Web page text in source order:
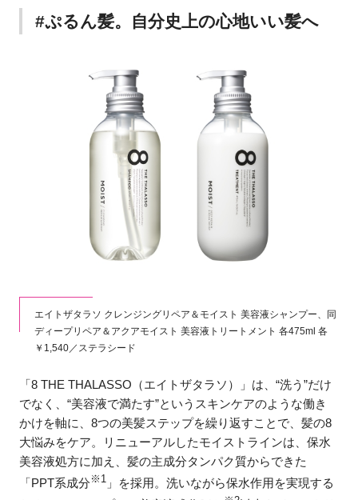
#ぷるん髪。自分史上の心地いい髪へ
エイトザタラソ クレンジングリペア＆モイスト 美容液シャンプー、同
ディープリペア＆アクアモイスト 美容液トリートメント 各475ml 各
￥1,540／ステラシード
「8 THE THALASSO（エイトザタラソ）」は、“洗う”だけ
でなく、“美容液で満たす”というスキンケアのような働き
かけを軸に、8つの美髪ステップを繰り返すことで、髪の8
大悩みをケア。リニューアルしたモイストラインは、保水
美容液処方に加え、髪の主成分タンパク質からできた
「PPT系成分※1 」を採用。洗いながら保水作用を実現する